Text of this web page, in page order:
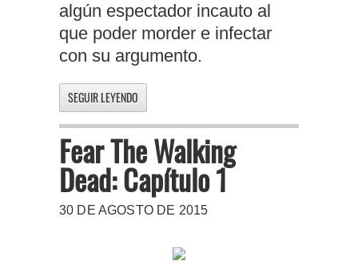
algún espectador incauto al
que poder morder e infectar
con su argumento.
SEGUIR LEYENDO
Fear The Walking
Dead: Capítulo 1
30 DE AGOSTO DE 2015